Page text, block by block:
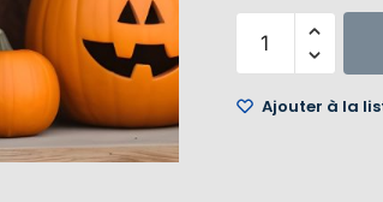
Ajouter à la